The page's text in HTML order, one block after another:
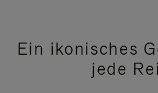
Ein ikonisches
jede